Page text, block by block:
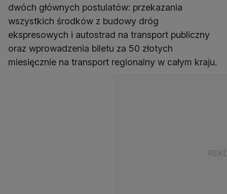
dwóch głównych postulatów: przekazania
wszystkich środków z budowy dróg
ekspresowych i autostrad na transport publiczny
oraz wprowadzenia biletu za 50 złotych
miesięcznie na transport regionalny w całym kraju.